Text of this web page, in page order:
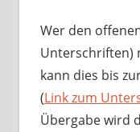
Wer den
Unterschriften)
kann dies bis
(Link zum
Übergabe wird